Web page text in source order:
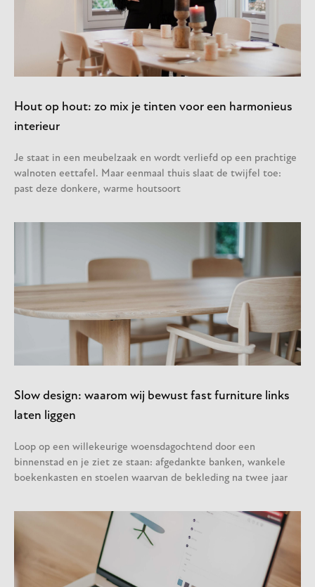
Hout op hout: zo mix je tinten voor een harmonieus
interieur
Je staat in een meubelzaak en wordt verliefd op een prachtige
walnoten eettafel. Maar eenmaal thuis slaat de twijfel toe:
past deze donkere, warme houtsoort
Slow design: waarom wij bewust fast furniture links
laten liggen
Loop op een willekeurige woensdagochtend door een
binnenstad en je ziet ze staan: afgedankte banken, wankele
boekenkasten en stoelen waarvan de bekleding na twee jaar